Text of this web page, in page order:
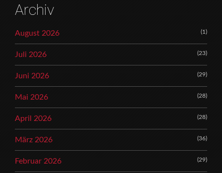
Archiv
August 2026 (1)
Juli 2026 (23)
Juni 2026 (29)
Mai 2026 (28)
April 2026 (28)
März 2026 (36)
Februar 2026 (29)